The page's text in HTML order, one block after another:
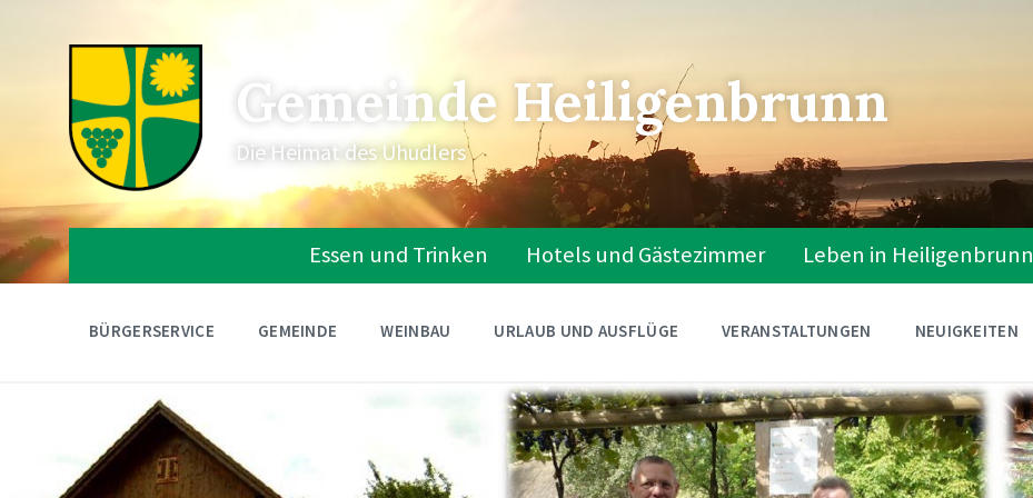
Gemeinde Heiligenbrunn
Die Heimat des Uhudlers
Essen und Trinken Hotels und Gästezimmer Leben in Heiligenbrunn
BÜRGERSERVICE GEMEINDE WEINBAU URLAUB UND AUSFLÜGE VERANSTALTUNGEN NEUIGKEITEN